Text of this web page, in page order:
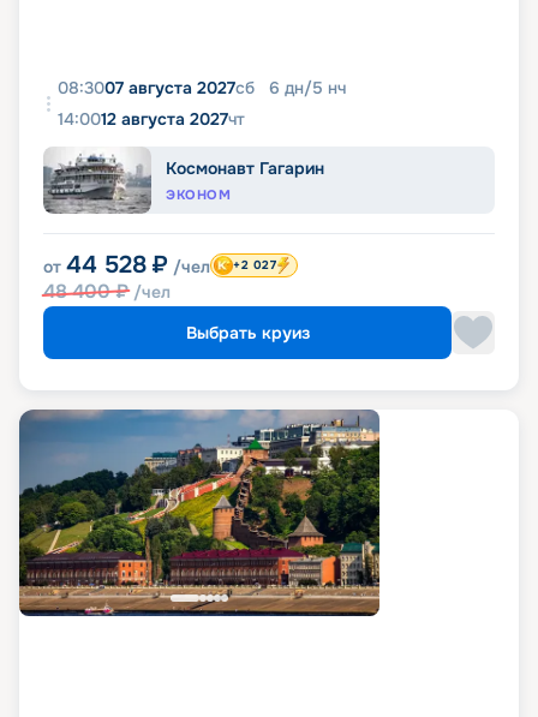
08:3007 августа 2027сб 6 дн/5 нч
14:0012 августа 2027чт
Космонавт Гагарин
ЭКОНОМ
от 44 528 ₽ /чел
48 400₽ /чел
+2 027
Выбрать круиз